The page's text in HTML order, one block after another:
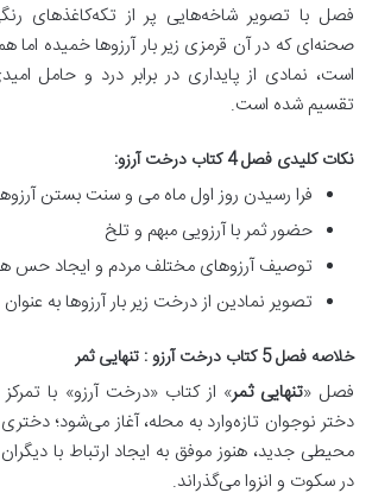
فصل با تصویر شاخه‌هایی پر از تکه‌کاغذهای
صحنه‌ای که در آن قرمزی زیر بار آرزوها خمیده اما
است، نمادی از پایداری در برابر درد و حامل
تقسیم شده است.
نکات کلیدی فصل 4 کتاب درخت آرزو:
فرا رسیدن روز اول ماه می و سنت بستن
حضور ثمر با آرزویی مبهم و تلخ
توصیف آرزوهای مختلف مردم و ایجاد حس
تصویر نمادین از درخت زیر بار آرزوها به
خلاصه فصل 5 کتاب درخت آرزو : تنهایی ثمر
فصل «تنهایی ثمر» از کتاب «درخت آرزو» با تمرکز
دختر نوجوان تازه‌وارد به محله، آغاز می‌شود؛
محیطی جدید، هنوز موفق به ایجاد ارتباط با
در سکوت و انزوا می‌گذراند.